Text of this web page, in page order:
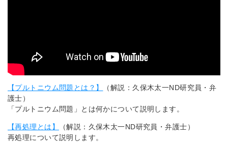
【プルトニウム問題とは？】
（解説：久保木太一ND研究員・弁
護士）
「プルトニウム問題」とは何かについて説明します。
【再処理とは】
（解説：久保木太一ND研究員・弁護士）
再処理について説明します。